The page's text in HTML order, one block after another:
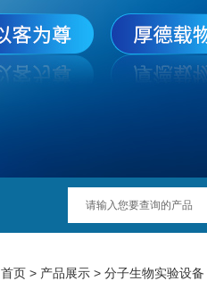
首页 > 产品展示 > 分子生物实验设备